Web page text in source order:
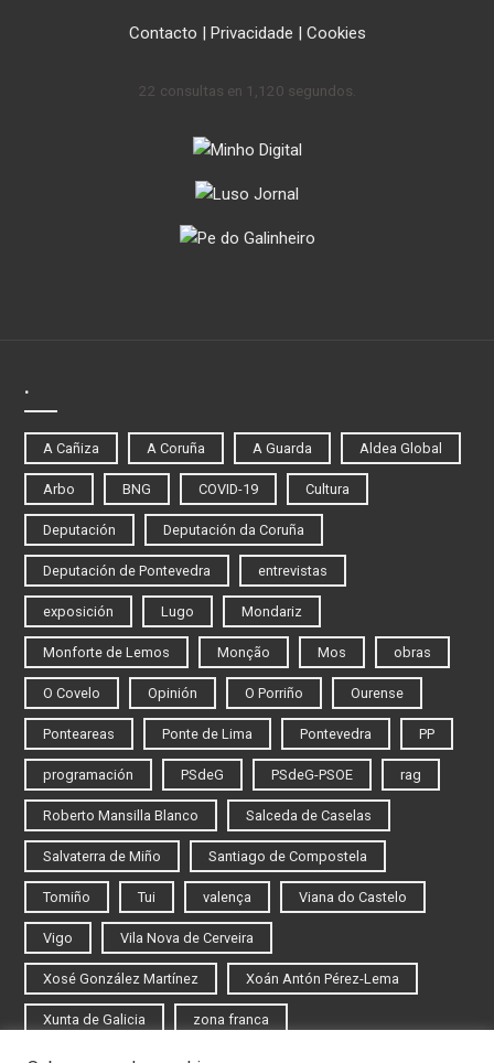
Contacto | Privacidade | Cookies
22 consultas en 1,120 segundos.
.
A Cañiza A Coruña A Guarda Aldea Global
Arbo BNG COVID-19 Cultura
Deputación Deputación da Coruña
Deputación de Pontevedra entrevistas
exposición Lugo Mondariz
Monforte de Lemos Monção Mos obras
O Covelo Opinión O Porriño Ourense
Ponteareas Ponte de Lima Pontevedra PP
programación PSdeG PSdeG-PSOE rag
Roberto Mansilla Blanco Salceda de Caselas
Salvaterra de Miño Santiago de Compostela
Tomiño Tui valença Viana do Castelo
Vigo Vila Nova de Cerveira
Xosé González Martínez Xoán Antón Pérez-Lema
Xunta de Galicia zona franca